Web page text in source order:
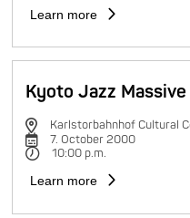
Learn more
Kyoto Jazz Massive
Karlstorbahnhof Cultural
7. October 2000
10:00 p.m.
Learn more